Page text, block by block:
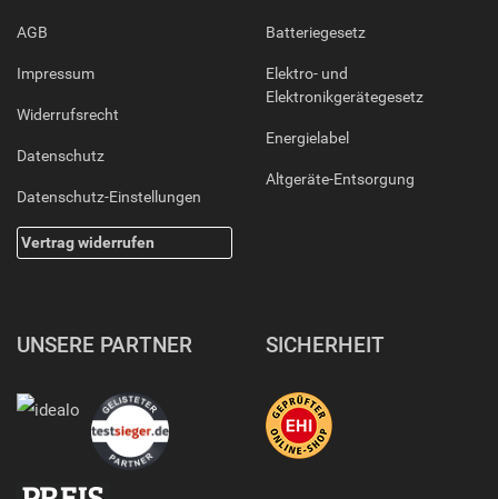
AGB
Impressum
Widerrufsrecht
Datenschutz
Datenschutz-Einstellungen
Vertrag widerrufen
Batteriegesetz
Elektro- und
Elektronikgerätegesetz
Energielabel
Altgeräte-Entsorgung
UNSERE PARTNER SICHERHEIT